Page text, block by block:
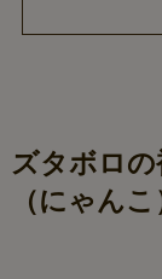
ズタボロ
（にゃんこ